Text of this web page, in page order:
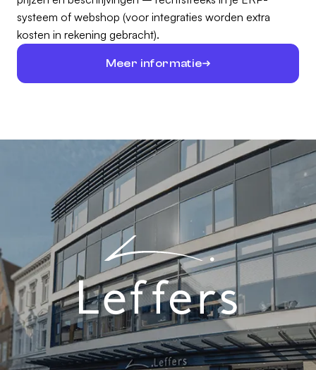
systeem of webshop (voor integraties worden extra
kosten in rekening gebracht).
Meer informatie